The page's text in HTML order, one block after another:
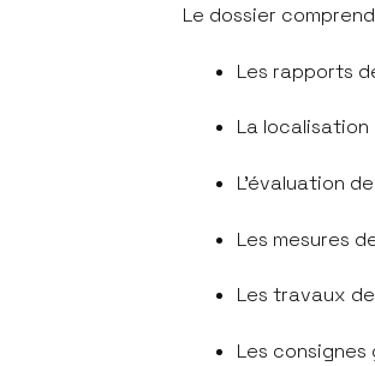
Le dossier
Les rapports
La
L'évaluation
Les mesures
Les travaux
Les